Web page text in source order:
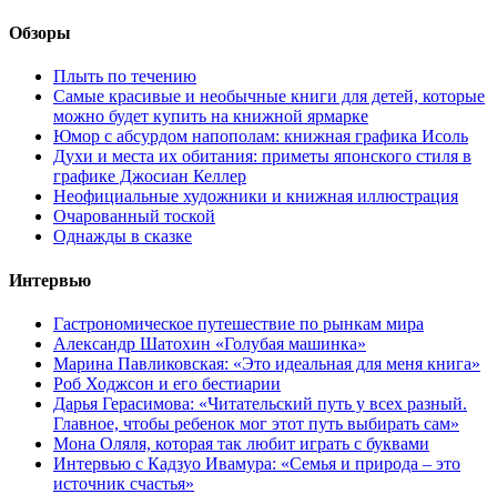
Обзоры
Плыть по течению
Самые красивые и необычные книги для детей, которые
можно будет купить на книжной ярмарке
Юмор с абсурдом напополам: книжная графика Исоль
Духи и места их обитания: приметы японского стиля в
графике Джосиан Келлер
Неофициальные художники и книжная иллюстрация
Очарованный тоской
Однажды в сказке
Интервью
Гастрономическое путешествие по рынкам мира
Александр Шатохин «Голубая машинка»
Марина Павликовская: «Это идеальная для меня книга»
Роб Ходжсон и его бестиарии
Дарья Герасимова: «Читательский путь у всех разный.
Главное, чтобы ребенок мог этот путь выбирать сам»
Мона Оляля, которая так любит играть с буквами
Интервью с Кадзуо Ивамура: «Семья и природа – это
источник счастья»